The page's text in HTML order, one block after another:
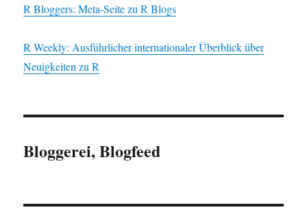
R Bloggers: Meta-Seite zu R Blogs
R Weekly: Ausführlicher internationaler Überblick über
Neuigkeiten zu R
Bloggerei, Blogfeed